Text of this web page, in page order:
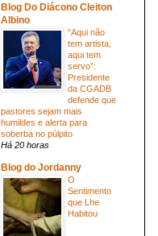
Blog Do Diácono Cleiton
Albino
“Aqui não
tem artista,
aqui tem
servo”:
Presidente
da CGADB
defende que
pastores sejam mais
humildes e alerta para
soberba no púlpito
Há 20 horas
Blog do Jordanny
O
Sentimento
que Lhe
Habitou